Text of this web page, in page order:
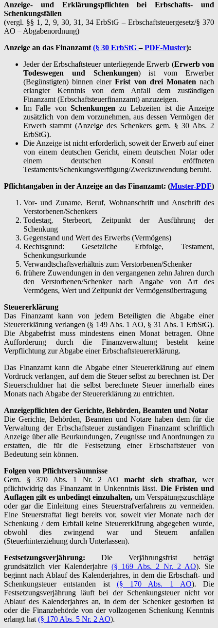
Anzeige- und Erklärungspflichten bei Erbschafts- und
Schenkungsfällen
(vergl. §§ 1, 2, 9, 30, 31, 34 ErbStG – Erbschaftsteuergesetz/§ 370
AO – Abgabenordnung)
Anzeige an das Finanzamt (§ 30 ErbStG–PDF-Muster):
Jeder der Erbschaftsteuer unterliegende Erwerb (Erwerb von
Todeswegen und Schenkungen) ist vom Erwerber
(Begünstigten) binnen einerFrist von drei Monatennach
erlangter Kenntnis von dem Anfall dem zuständigen
Finanzamt (Erbschaftsteuerfinanzamt) anzuzeigen.
Im Falle von Schenkungen zu Lebzeiten ist die Anzeige
zusätzlich von dem vorzunehmen, aus dessen Vermögen der
Erwerb stammt (Anzeige des Schenkers gem. § 30 Abs. 2
ErbStG).
Die Anzeige ist nicht erforderlich, soweit der Erwerb auf einer
von einem deutschen Gericht, einem deutschen Notar oder
einem deutschen Konsul eröffneten
Testaments/Schenkungsverfügung/Zweckzuwendung beruht.
Pflichtangaben in der Anzeige an das Finanzamt: (Muster-PDF)
Vor- und Zuname, Beruf, Wohnanschrift und Anschrift des
Verstorbenen/Schenkers
Todestag, Sterbeort, Zeitpunkt der Ausführung der
Schenkung
Gegenstand und Wert des Erwerbs (Vermögens)
Rechtsgrund: Gesetzliche Erbfolge, Testament,
Schenkungsurkunde
Verwandtschaftsverhältnis zum Verstorbenen/Schenker
frühere Zuwendungen in den vergangenen zehn Jahren durch
den Verstorbenen/Schenker nach Angabe von Art des
Vermögens, Wert und Zeitpunkt der Vermögensübertragung
Steuererklärung
Das Finanzamt kann von jedem Beteiligten die Abgabe einer
Steuererklärung verlangen (§ 149 Abs. 1 AO, § 31 Abs. 1 ErbStG).
Die Abgabefrist muss mindestens einen Monat betragen. Ohne
Aufforderung durch die Finanzverwaltung besteht keine
Verpflichtung zur Abgabe einer Erbschaftsteuererklärung.
Das Finanzamt kann die Abgabe einer Steuererklärung auf einem
Vordruck verlangen, auf dem die Steuer selbst zu berechnen ist. Der
Steuerschuldner hat die selbst berechnete Steuer innerhalb eines
Monats nach Abgabe der Steuererklärung zu entrichten.
Anzeigepflichten der Gerichte, Behörden, Beamten und Notar
Die Gerichte, Behörden, Beamten und Notare haben dem für die
Verwaltung der Erbschaftsteuer zuständigen Finanzamt schriftlich
Anzeige über alle Beurkundungen, Zeugnisse und Anordnungen zu
erstatten, die für die Festsetzung einer Erbschaftsteuer von
Bedeutung sein können.
Folgen von Pflichtversäumnisse
Gem. § 370 Abs. 1 Nr. 2 AOmacht sich strafbar, wer
pflichtwidrig das Finanzamt in Unkenntnis lässt. Die Fristen und
Auflagen gilt es unbedingt einzuhalten, um Verspätungszuschläge
oder gar die Einleitung eines Steuerstrafverfahrens zu vermeiden.
Eine Steuerstraftat liegt bereits vor, soweit vier Monate nach der
Schenkung / dem Erbfall keine Steuererklärung abgegeben wurde,
obwohl dies zwingend war und Steuern anfallen
(Steuerhinterziehung durch Unterlassen).
Festsetzungsverjährung: Die Verjährungsfrist beträgt
grundsätzlich vier Kalenderjahre(§ 169 Abs. 2 Nr. 2 AO). Sie
beginnt nach Ablauf des Kalenderjahres, in dem die Erbschaft- und
Schenkungsteuer entstanden ist (§ 170 Abs. 1 AO). Die
Festsetzungsverjährung läuft bei der Schenkungsteuer nicht vor
Ablauf des Kalenderjahres an, in dem der Schenker gestorben ist
oder die Finanzbehörde von der vollzogenen Schenkung Kenntnis
erlangt hat (§ 170 Abs. 5 Nr. 2 AO).